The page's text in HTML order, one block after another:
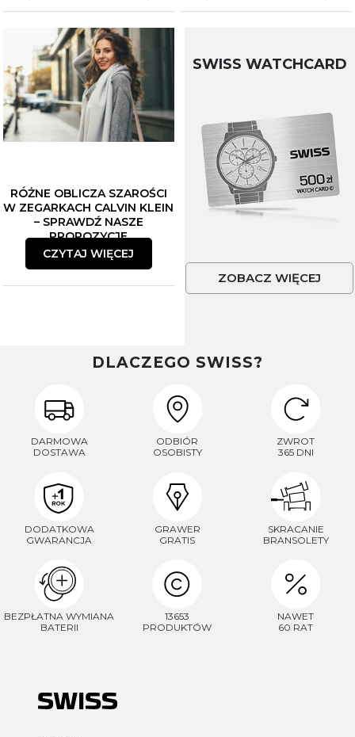
RÓŻNE OBLICZA SZAROŚCI
W ZEGARKACH CALVIN KLEIN
– SPRAWDŹ NASZE
PROPOZYCJE
CZYTAJ WIĘCEJ
SWISS WATCHCARD
ZOBACZ WIĘCEJ
DLACZEGO SWISS?
DARMOWA
DOSTAWA
ODBIÓR
OSOBISTY
ZWROT
365 DNI
DODATKOWA
GWARANCJA
GRAWER
GRATIS
SKRACANIE
BRANSOLETY
BEZPŁATNA WYMIANA
BATERII
13653
PRODUKTÓW
NAWET
60 RAT